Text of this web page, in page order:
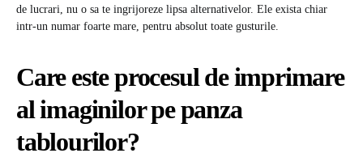
de lucrari, nu o sa te ingrijoreze lipsa alternativelor. Ele exista chiar
intr-un numar foarte mare, pentru absolut toate gusturile.
Care este procesul de imprimare
al imaginilor pe panza
tablourilor?